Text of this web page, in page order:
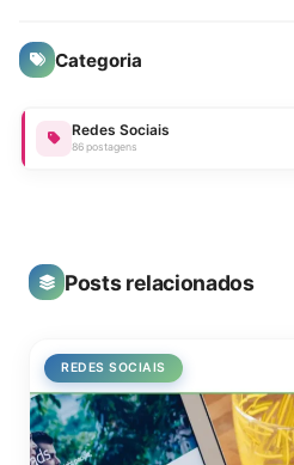
Categoria
Redes Sociais
86 postagens
Posts relacionados
REDES SOCIAIS